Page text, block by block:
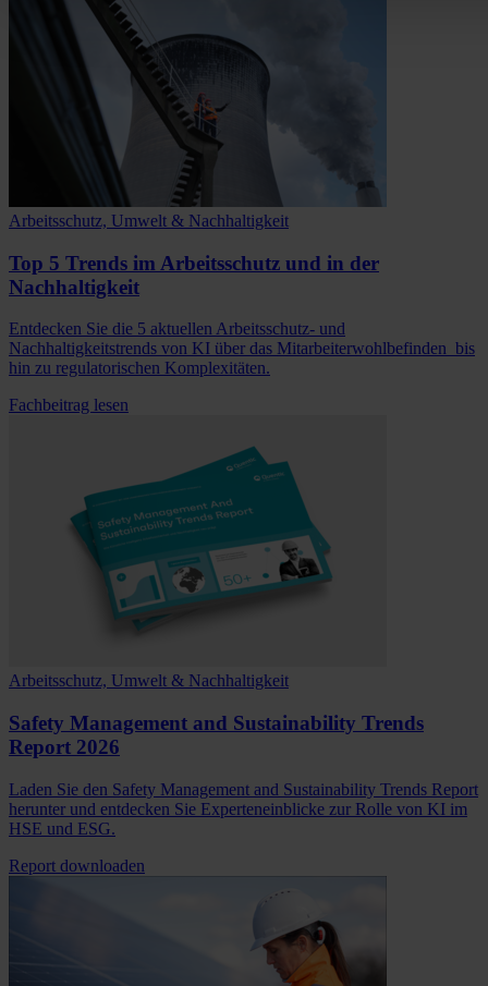
Arbeitsschutz, Umwelt & Nachhaltigkeit
Top 5 Trends im Arbeitsschutz und in der
Nachhaltigkeit
Entdecken Sie die 5 aktuellen Arbeitsschutz- und
Nachhaltigkeitstrends von KI über das Mitarbeiterwohlbefinden bis
hin zu regulatorischen Komplexitäten.
Fachbeitrag lesen
Arbeitsschutz, Umwelt & Nachhaltigkeit
Safety Management and Sustainability Trends
Report 2026
Laden Sie den Safety Management and Sustainability Trends Report
herunter und entdecken Sie Experteneinblicke zur Rolle von KI im
HSE und ESG.
Report downloaden